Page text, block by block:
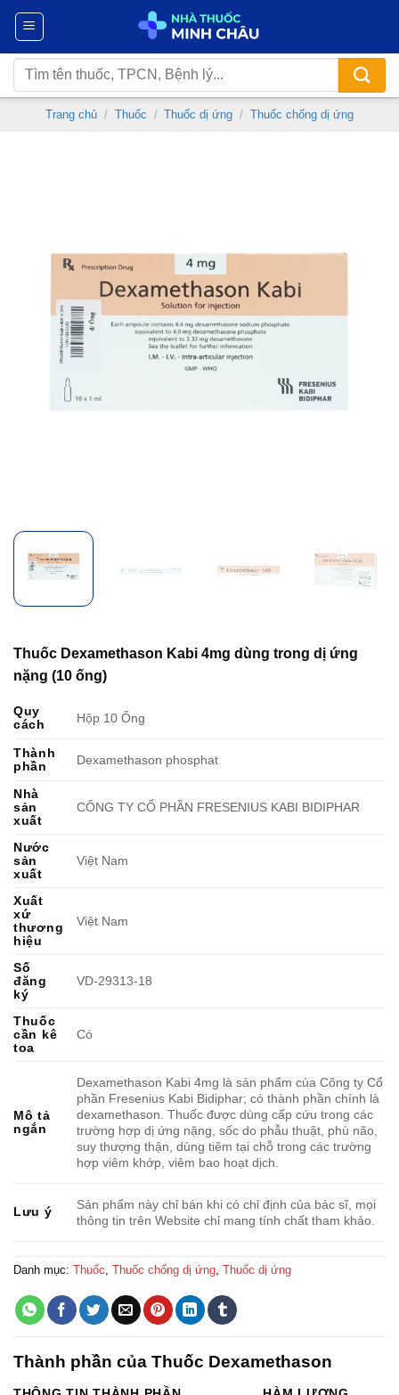
Chuyển
nội
dung
Tìm
kiếm:
Trang chủ / Thuốc / Thuốc dị ứng / Thuốc chống dị ứng
Thuốc Dexamethason Kabi 4mg dùng trong dị ứng
nặng (10 ống)
Quy
cách
Hộp 10 Ống
Thành
phần
Dexamethason phosphat
Nhà
sản
xuất
CÔNG TY CỔ PHẦN FRESENIUS KABI BIDIPHAR
Nước
sản
xuất
Việt Nam
Xuất
xứ
thương
hiệu
Việt Nam
Số
đăng
ký
VD-29313-18
Thuốc
cần kê
toa
Có
Mô tả
ngắn
Dexamethason Kabi 4mg là sản phẩm của Công ty Cổ
phần Fresenius Kabi Bidiphar; có thành phần chính là
dexamethason. Thuốc được dùng cấp cứu trong các
trường hợp dị ứng nặng, sốc do phẫu thuật, phù não,
suy thượng thận, dùng tiêm tại chỗ trong các trường
hợp viêm khớp, viêm bao hoạt dịch.
Lưu ý
Sản phẩm này chỉ bán khi có chỉ định của bác sĩ, mọi
thông tin trên Website chỉ mang tính chất tham khảo.
Danh mục: Thuốc Thuốc chống dị ứng Thuốc dị ứng
Thành phần của Thuốc Dexamethason